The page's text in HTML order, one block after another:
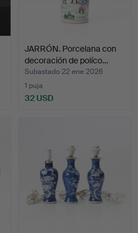
JARRÓN. Porcelana con
decoración de políco…
Subastado 22 ene 2026
1 puja
32 USD